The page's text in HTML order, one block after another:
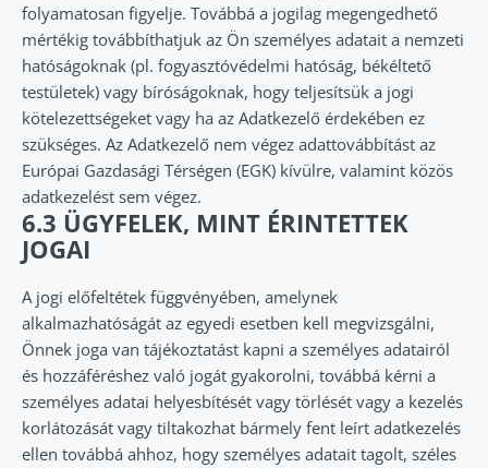
folyamatosan figyelje. Továbbá a jogilag megengedhető
mértékig továbbíthatjuk az Ön személyes adatait a nemzeti
hatóságoknak (pl. fogyasztóvédelmi hatóság, békéltető
testületek) vagy bíróságoknak, hogy teljesítsük a jogi
kötelezettségeket vagy ha az Adatkezelő érdekében ez
szükséges. Az Adatkezelő nem végez adattovábbítást az
Európai Gazdasági Térségen (EGK) kívülre, valamint közös
adatkezelést sem végez.
6.3 ÜGYFELEK, MINT ÉRINTETTEK
JOGAI
A jogi előfeltétek függvényében, amelynek
alkalmazhatóságát az egyedi esetben kell megvizsgálni,
Önnek joga van tájékoztatást kapni a személyes adatairól
és hozzáféréshez való jogát gyakorolni, továbbá kérni a
személyes adatai helyesbítését vagy törlését vagy a kezelés
korlátozását vagy tiltakozhat bármely fent leírt adatkezelés
ellen továbbá ahhoz, hogy személyes adatait tagolt, széles